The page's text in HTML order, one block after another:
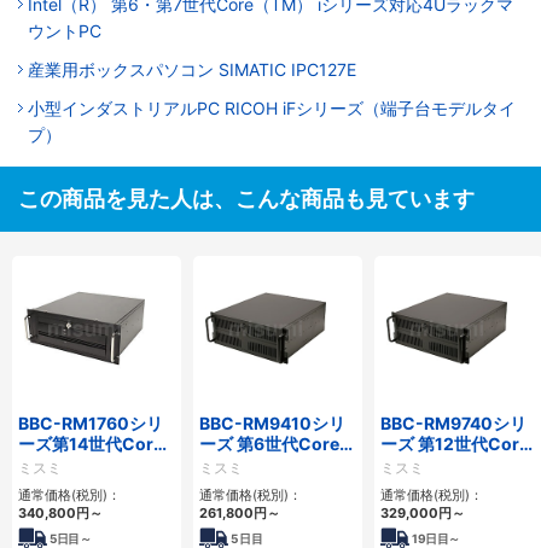
ウントPC
産業用ボックスパソコン SIMATIC IPC127E
小型インダストリアルPC RICOH iFシリーズ（端子台モデルタイ
プ）
この商品を見た人は、こんな商品も見ています
BBC-RM1760シリ
ーズ第14世代Core
対応ラックマウント
3PCIe
ミスミ
通常価格(税別)：
340,800円～
5日目～
BBC-RM9410シリ
ーズ 第6世代Core対
応ラックマウント
FAPC 3PCI・3PCIe
ミスミ
通常価格(税別)：
261,800円～
5日目
BBC-RM9740シリ
ーズ 第12世代Core
対応ラックマウント
FAPC4PCI・3PCIe
ミスミ
通常価格(税別)：
329,000円～
19日目～